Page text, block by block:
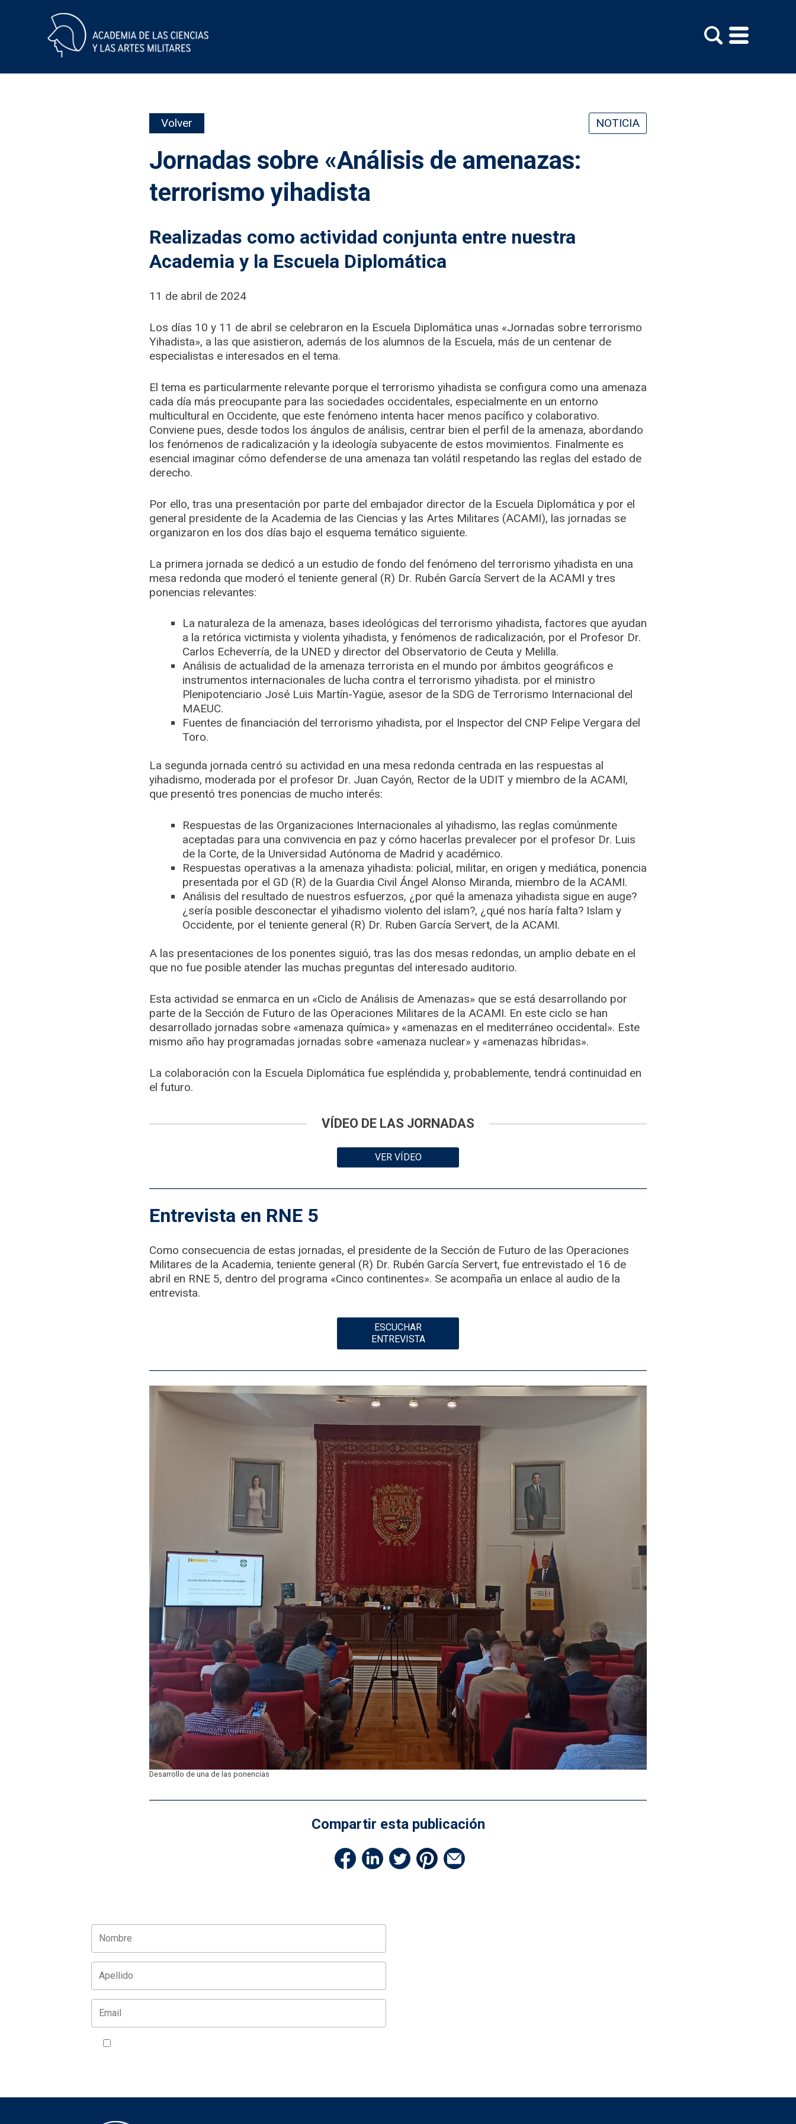
Volver NOTICIA
Jornadas sobre «Análisis de amenazas:
terrorismo yihadista
Realizadas como actividad conjunta entre nuestra
Academia y la Escuela Diplomática
11 de abril de 2024
Los días 10 y 11 de abril se celebraron en la Escuela Diplomática unas «Jornadas sobre terrorismo
Yihadista», a las que asistieron, además de los alumnos de la Escuela, más de un centenar de
especialistas e interesados en el tema.
El tema es particularmente relevante porque el terrorismo yihadista se configura como una amenaza
cada día más preocupante para las sociedades occidentales, especialmente en un entorno
multicultural en Occidente, que este fenómeno intenta hacer menos pacífico y colaborativo.
Conviene pues, desde todos los ángulos de análisis, centrar bien el perfil de la amenaza, abordando
los fenómenos de radicalización y la ideología subyacente de estos movimientos. Finalmente es
esencial imaginar cómo defenderse de una amenaza tan volátil respetando las reglas del estado de
derecho.
Por ello, tras una presentación por parte del embajador director de la Escuela Diplomática y por el
general presidente de la Academia de las Ciencias y las Artes Militares (ACAMI), las jornadas se
organizaron en los dos días bajo el esquema temático siguiente.
La primera jornada se dedicó a un estudio de fondo del fenómeno del terrorismo yihadista en una
mesa redonda que moderó el teniente general (R) Dr. Rubén García Servert de la ACAMI y tres
ponencias relevantes:
La naturaleza de la amenaza, bases ideológicas del terrorismo yihadista, factores que ayudan
a la retórica victimista y violenta yihadista, y fenómenos de radicalización, por el Profesor Dr.
Carlos Echeverría, de la UNED y director del Observatorio de Ceuta y Melilla.
Análisis de actualidad de la amenaza terrorista en el mundo por ámbitos geográficos e
instrumentos internacionales de lucha contra el terrorismo yihadista. por el ministro
Plenipotenciario José Luis Martín-Yagüe, asesor de la SDG de Terrorismo Internacional del
MAEUC.
Fuentes de financiación del terrorismo yihadista, por el Inspector del CNP Felipe Vergara del
Toro.
La segunda jornada centró su actividad en una mesa redonda centrada en las respuestas al
yihadismo, moderada por el profesor Dr. Juan Cayón, Rector de la UDIT y miembro de la ACAMI,
que presentó tres ponencias de mucho interés:
Respuestas de las Organizaciones Internacionales al yihadismo, las reglas comúnmente
aceptadas para una convivencia en paz y cómo hacerlas prevalecer por el profesor Dr. Luis
de la Corte, de la Universidad Autónoma de Madrid y académico.
Respuestas operativas a la amenaza yihadista: policial, militar, en origen y mediática, ponencia
presentada por el GD (R) de la Guardia Civil Ángel Alonso Miranda, miembro de la ACAMI.
Análisis del resultado de nuestros esfuerzos, ¿por qué la amenaza yihadista sigue en auge?
¿sería posible desconectar el yihadismo violento del islam?, ¿qué nos haría falta? Islam y
Occidente, por el teniente general (R) Dr. Ruben García Servert, de la ACAMI.
A las presentaciones de los ponentes siguió, tras las dos mesas redondas, un amplio debate en el
que no fue posible atender las muchas preguntas del interesado auditorio.
Esta actividad se enmarca en un «Ciclo de Análisis de Amenazas» que se está desarrollando por
parte de la Sección de Futuro de las Operaciones Militares de la ACAMI. En este ciclo se han
desarrollado jornadas sobre «amenaza química» y «amenazas en el mediterráneo occidental». Este
mismo año hay programadas jornadas sobre «amenaza nuclear» y «amenazas híbridas».
La colaboración con la Escuela Diplomática fue espléndida y, probablemente, tendrá continuidad en
el futuro.
VÍDEO DE LAS JORNADAS
VER VÍDEO
Entrevista en RNE 5
Como consecuencia de estas jornadas, el presidente de la Sección de Futuro de las Operaciones
Militares de la Academia, teniente general (R) Dr. Rubén García Servert, fue entrevistado el 16 de
abril en RNE 5, dentro del programa «Cinco continentes». Se acompaña un enlace al audio de la
entrevista.
ESCUCHAR
ENTREVISTA
Desarrollo de una de las ponencias
Compartir esta publicación